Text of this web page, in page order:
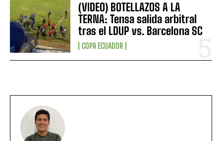
(VIDEO) BOTELLAZOS A LA
TERNA: Tensa salida arbitral
tras el LDUP vs. Barcelona SC
COPA ECUADOR